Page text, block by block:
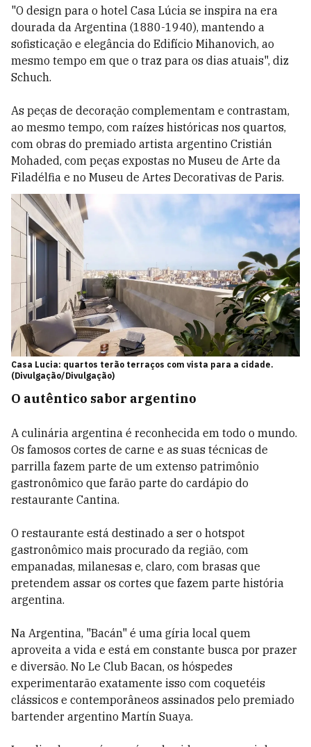
"O design para o hotel Casa Lúcia se inspira na era
dourada da Argentina (1880-1940), mantendo a
sofisticação e elegância do Edifício Mihanovich, ao
mesmo tempo em que o traz para os dias atuais", diz
Schuch.
As peças de decoração complementam e contrastam,
ao mesmo tempo, com raízes históricas nos quartos,
com obras do premiado artista argentino Cristián
Mohaded, com peças expostas no Museu de Arte da
Filadélfia e no Museu de Artes Decorativas de Paris.
Casa Lucia: quartos terão terraços com vista para a cidade.
(Divulgação/Divulgação)
O autêntico sabor argentino
A culinária argentina é reconhecida em todo o mundo.
Os famosos cortes de carne e as suas técnicas de
parrilla fazem parte de um extenso patrimônio
gastronômico que farão parte do cardápio do
restaurante Cantina.
O restaurante está destinado a ser o hotspot
gastronômico mais procurado da região, com
empanadas, milanesas e, claro, com brasas que
pretendem assar os cortes que fazem parte história
argentina.
Na Argentina, "Bacán" é uma gíria local quem
aproveita a vida e está em constante busca por prazer
e diversão. No Le Club Bacan, os hóspedes
experimentarão exatamente isso com coquetéis
clássicos e contemporâneos assinados pelo premiado
bartender argentino Martín Suaya.